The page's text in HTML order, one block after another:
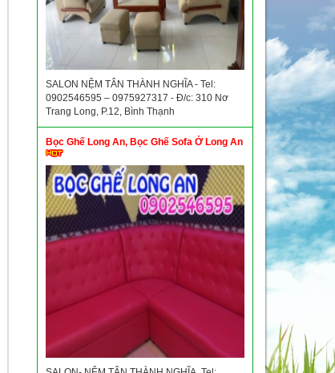
SALON NỆM TÂN THÀNH NGHĨA - Tel:
0902546595 – 0975927317 - Đ/c: 310 Nơ
Trang Long, P.12, Bình Thạnh
Bọc Ghế Long An, Bọc Ghế Sofa Ở Long An